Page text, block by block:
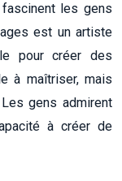
les gens
est un artiste
pour créer des
à maîtriser, mais
gens admirent
à créer de